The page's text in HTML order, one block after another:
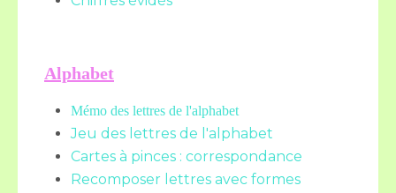
Alphabet
Mémo des lettres de l'alphabet
Jeu des lettres de l'alphabet
Cartes à pinces : correspondance
Recomposer lettres avec formes